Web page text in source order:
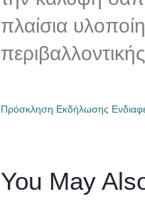
πλαίσια
Πρόσκληση Εκδήλωσης
You May